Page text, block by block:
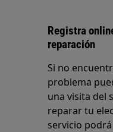
Registra
reparación
Si no
problema
una visita del
reparar tu
servicio